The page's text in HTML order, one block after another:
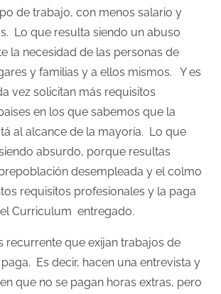
de trabajo, con menos salario y
Lo que resulta siendo un abuso
la necesidad de las personas de
y familias y a ellos mismos. Y es
vez solicitan más requisitos
en los que sabemos que la
al alcance de la mayoría. Lo que
absurdo, porque resultas
desempleada y el colmo
requisitos profesionales y la paga
Curriculum entregado.
recurrente que exijan trabajos de
Es decir, hacen una entrevista y
que no se pagan horas extras, pero